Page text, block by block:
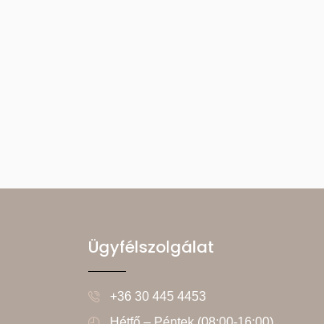
Ügyfélszolgálat
+36 30 445 4453